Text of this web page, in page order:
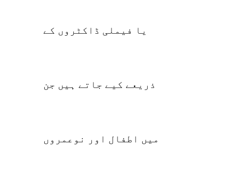
یا فیملی ڈاکٹروں کے
ذریعے کیے جاتے ہیں جن
میں اطفال اور نوعمروں